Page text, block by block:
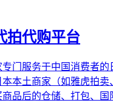
拍代购平台
门服务于中国消费者的
本土商家（如雅虎拍卖
品后的仓储、打包、国